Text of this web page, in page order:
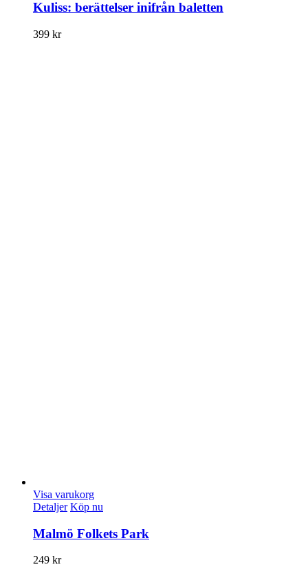
Kuliss: berättelser inifrån baletten
399 kr
Visa varukorg
Detaljer Köp nu
Malmö Folkets Park
249 kr